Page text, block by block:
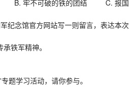
B. 牢不可破的铁的团结 C. 报国
念馆官方网站写一则留言，表达本次
铁军精神。
学习活动，请你参与。